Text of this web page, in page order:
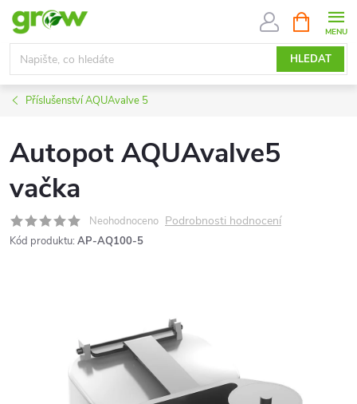
Přejít
obsah
HLEDAT
NÁKUPNÍ
KOŠÍK
Příslušenství AQUAvalve 5
Autopot AQUAvalve5
vačka
Neohodnoceno Podrobnosti hodnocení
Kód produktu: AP-AQ100-5